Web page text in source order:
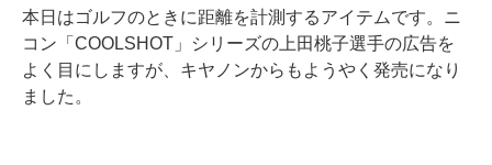
本日はゴルフのときに距離を計測するアイテムです。ニ
コン「COOLSHOT」シリーズの上田桃子選手の広告を
よく目にしますが、キヤノンからもようやく発売になり
ました。